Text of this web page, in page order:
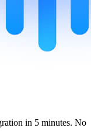
in 5 minutes. No